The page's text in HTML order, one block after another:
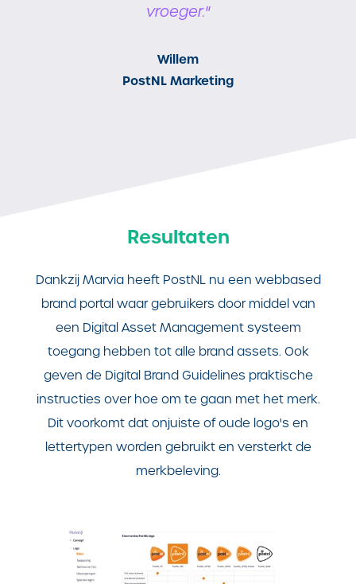
vroeger."
Willem
PostNL Marketing
Resultaten
Dankzij Marvia heeft PostNL nu een webbased
brand portal waar gebruikers door middel van
een Digital Asset Management systeem
toegang hebben tot alle brand assets. Ook
geven de Digital Brand Guidelines praktische
instructies over hoe om te gaan met het merk.
Dit voorkomt dat onjuiste of oude logo's en
lettertypen worden gebruikt en versterkt de
merkbeleving.